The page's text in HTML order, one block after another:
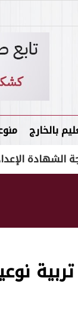
بالخارج
الدور الثاني 2026 في